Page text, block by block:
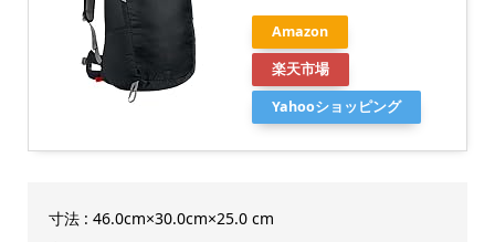
Amazon
楽天市場
Yahooショッピング
寸法 : 46.0cm×30.0cm×25.0 cm